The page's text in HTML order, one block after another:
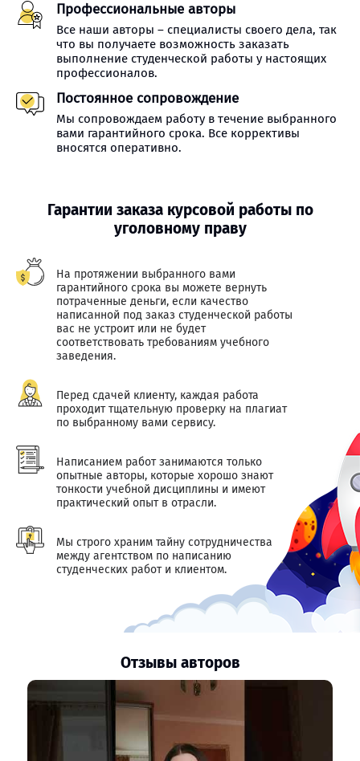
Профессиональные авторы
Все наши авторы – специалисты своего дела, так
что вы получаете возможность заказать
выполнение студенческой работы у настоящих
профессионалов.
Постоянное сопровождение
Мы сопровождаем работу в течение выбранного
вами гарантийного срока. Все коррективы
вносятся оперативно.
Гарантии заказа курсовой работы по
уголовному праву
На протяжении выбранного вами
гарантийного срока вы можете вернуть
потраченные деньги, если качество
написанной под заказ студенческой работы
вас не устроит или не будет
соответствовать требованиям учебного
заведения.
Перед сдачей клиенту, каждая работа
проходит тщательную проверку на плагиат
по выбранному вами сервису.
Написанием работ занимаются только
опытные авторы, которые хорошо знают
тонкости учебной дисциплины и имеют
практический опыт в отрасли.
Мы строго храним тайну сотрудничества
между агентством по написанию
студенческих работ и клиентом.
Отзывы авторов